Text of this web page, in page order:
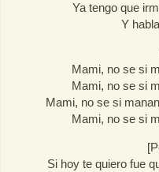
Ya tengo que
Y
Mami, no se si
Mami, no se si
Mami, no se si
Mami, no se si
Si hoy te quiero fue